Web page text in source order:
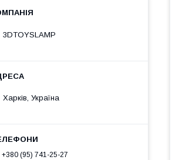
3DTOYSLAMP
Харків, Україна
+380 (95) 741-25-27